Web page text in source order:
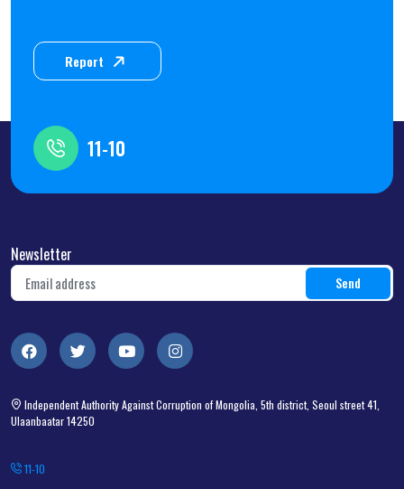
Report
11-10
Newsletter
Independent Authority Against Corruption of Mongolia, 5th district, Seoul street 41,
Ulaanbaatar 14250
11-10